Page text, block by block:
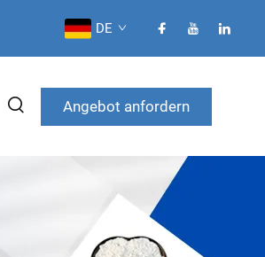
DE
Angebot anfordern